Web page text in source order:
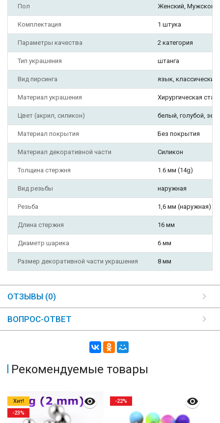
Пол Женский, Мужской
Комплектация 1 штука
Параметры качества 2 категория
Тип украшения штанга
Вид пирсинга язык, классический
Материал украшения Хирургическая
Цвет (акрил, силикон) белый, голубой,
Материал покрытия Без покрытия
Материал декоративной части Силикон
Толщина стержня 1.6 мм (14g)
Вид резьбы наружная
Резьба 1,6 мм (наружная)
Длина стержня 16 мм
Диаметр шарика 6 мм
Размер декоративной части украшения 8 мм
ОТЗЫВЫ (0)
ВОПРОС-ОТВЕТ
Рекомендуемые товары
Хит!
-23%
-22%